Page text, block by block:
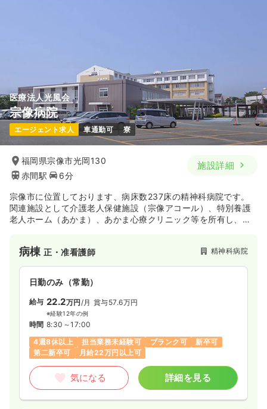
気になる
医療法人光風会
宗像病院
エージェント求人 車通勤可 寮
福岡県宗像市光岡130
赤間駅
6分
施設詳細
宗像市に位置しております、病床数237床の精神科病院です。
関連施設として介護老人保健施設（宗像アコール）、特別養護
老人ホーム（あかま）、あかま心療クリニック等を所有し、一
病棟正・准看護師 精神科病院
日勤のみ（常勤）
給与 22.2万円 /月 賞与57.6万円
※経験12年の例
時間 8:30～17:00
4週8休以上
担当業務未経験可 ブランク可
新卒可
第二新卒可
月給22万円以上可
気になる 詳細を見る